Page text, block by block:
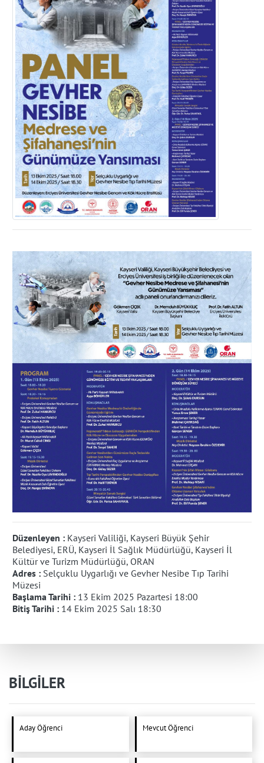
Düzenleyen : Kayseri Valiliği, Kayseri Büyük Şehir
Belediyesi, ERÜ, Kayseri İl Sağlık Müdürlüğü, Kayseri İl
Kültür ve Turizm Müdürlüğü, ORAN
Adres : Selçuklu Uygarlığı ve Gevher Nesibe Tıp Tarihi
Müzesi
Başlama Tarihi : 13 Ekim 2025 Pazartesi 18:00
Bitiş Tarihi : 14 Ekim 2025 Salı 18:30
BİLGİLER
Aday Öğrenci Mevcut Öğrenci